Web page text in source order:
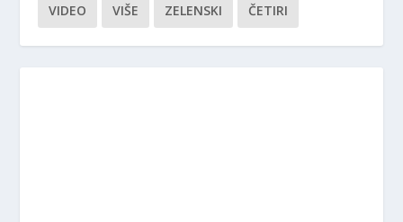
VIDEO VIŠE ZELENSKI ČETIRI